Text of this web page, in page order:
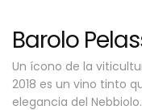
Barolo
Un ícono de la
2018 es un vino tinto
elegancia del